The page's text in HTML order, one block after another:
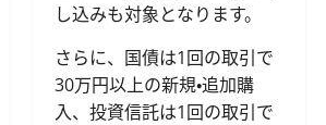
し込みも対象となります。
さらに、国債は1回の取引で
30万円以上の新規・追加購
入、投資信託は1回の取引で